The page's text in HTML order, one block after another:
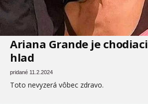
Ariana Grande je chodiaci
hlad
pridané 11.2.2024
Toto nevyzerá vôbec zdravo.